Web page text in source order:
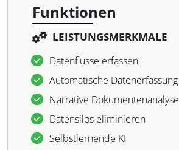
Funktionen
LEISTUNGSMERKMALE
Datenflüsse erfassen
Automatische Datenerfassung
Narrative Dokumentenanalyse
Datensilos eliminieren
Selbstlernende KI